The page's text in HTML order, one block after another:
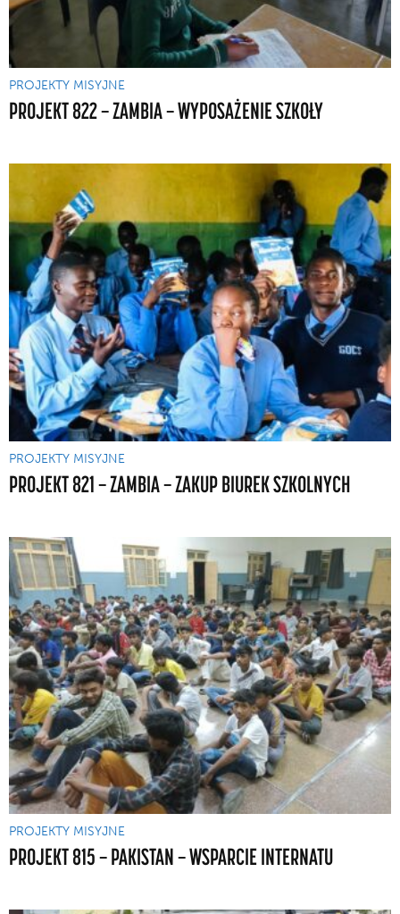
PROJEKTY MISYJNE
PROJEKT 822 — ZAMBIA — WYPOSAŻENIE SZKOŁY
PROJEKTY MISYJNE
PROJEKT 821 — ZAMBIA — ZAKUP BIUREK SZKOLNYCH
PROJEKTY MISYJNE
PROJEKT 815 — PAKISTAN — WSPARCIE INTERNATU